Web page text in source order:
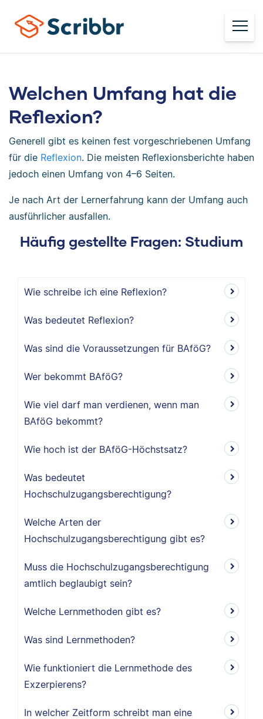
Welchen Umfang hat die
Reflexion?
Generell gibt es keinen fest vorgeschriebenen Umfang
für die Reflexion. Die meisten Reflexionsberichte haben
jedoch einen Umfang von 4–6 Seiten.
Je nach Art der Lernerfahrung kann der Umfang auch
ausführlicher ausfallen.
Häufig gestellte Fragen: Studium
Wie schreibe ich eine Reflexion?
Was bedeutet Reflexion?
Was sind die Voraussetzungen für BAföG?
Wer bekommt BAföG?
Wie viel darf man verdienen, wenn man
BAföG bekommt?
Wie hoch ist der BAföG-Höchstsatz?
Was bedeutet
Hochschulzugangsberechtigung?
Welche Arten der
Hochschulzugangsberechtigung gibt es?
Muss die Hochschulzugangsberechtigung
amtlich beglaubigt sein?
Welche Lernmethoden gibt es?
Was sind Lernmethoden?
Wie funktioniert die Lernmethode des
Exzerpierens?
In welcher Zeitform schreibt man eine